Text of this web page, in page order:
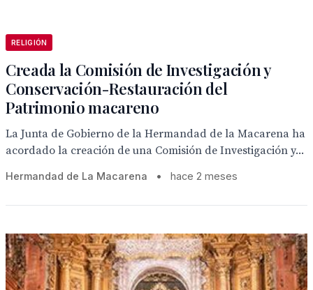
RELIGIÓN
Creada la Comisión de Investigación y
Conservación-Restauración del
Patrimonio macareno
La Junta de Gobierno de la Hermandad de la Macarena ha
acordado la creación de una Comisión de Investigación y...
Hermandad de La Macarena • hace 2 meses